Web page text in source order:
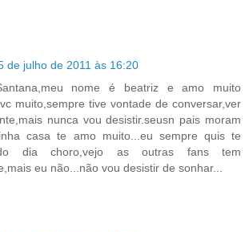
de julho de 2011 às 16:20
nome é beatriz e amo muito
muito,sempre tive vontade de conversar,ver
nunca vou desistir.seusn pais moram
casa te amo muito...eu sempre quis te
dia choro,vejo as outras fans tem
eu não...não vou desistir de sonhar...